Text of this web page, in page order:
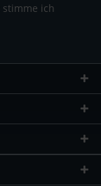
stimme ich